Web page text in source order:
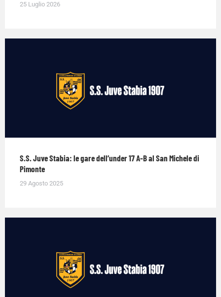
25 Luglio 2026
S.S. Juve Stabia: le gare dell’under 17 A-B al San Michele di
Pimonte
29 Agosto 2025